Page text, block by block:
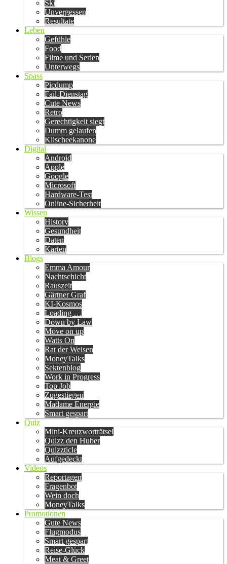
Ski
Unvergessen
Resultate
Leben
Gefühle
Food
Filme und Serien
Unterwegs
Spass
Picdump
Fail-Dienstag
Cute News
Retro
Gerechtigkeit siegt
Dumm gelaufen
Klischeekanone
Digital
Android
Apple
Google
Microsoft
Hardware-Test
Online-Sicherheit
Wissen
History
Gesundheit
Daten
Karten
Blogs
Emma Amour
Nachtschicht
Rauszeit
Gärtner Graf
KI-Kosmos
Loading …
Down by Law
Move on up
Watts On
Rat der Weisen
MoneyTalks
Sektenblog
Work in Progress
Top Job
Zugestiegen
Madame Energie
Smart gespart
Quiz
Mini-Kreuzworträtsel
Quizz den Huber
Quizzticle
Aufgedeckt
Videos
Reportagen
Fragenbot
Wein doch
MoneyTalks
Promotionen
Gute News
Flugmodus
Smart gespart
Reise-Glück
Meat & Greet